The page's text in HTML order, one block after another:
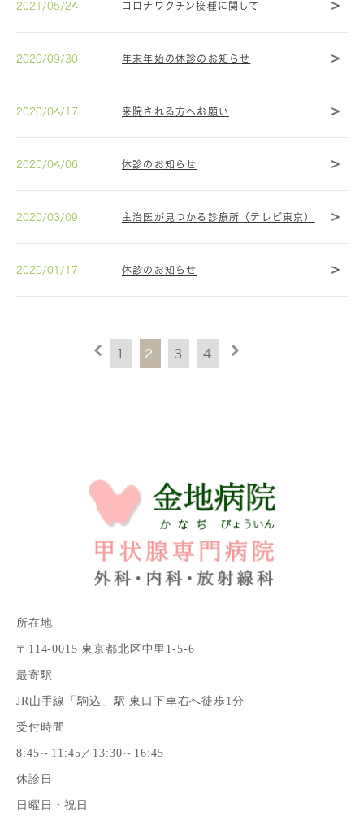
2021/05/24 コロナワクチン接種に関して
2020/09/30 年末年始の休診のお知らせ
2020/04/17 来院される方へお願い
2020/04/06 休診のお知らせ
2020/03/09 主治医が見つかる診療所（テレビ東京）
2020/01/17 休診のお知らせ
1 2 3 4
所在地
〒114-0015 東京都北区中里1-5-6
最寄駅
JR山手線「駒込」駅 東口下車右へ徒歩1分
受付時間
8:45～11:45／13:30～16:45
休診日
日曜日・祝日